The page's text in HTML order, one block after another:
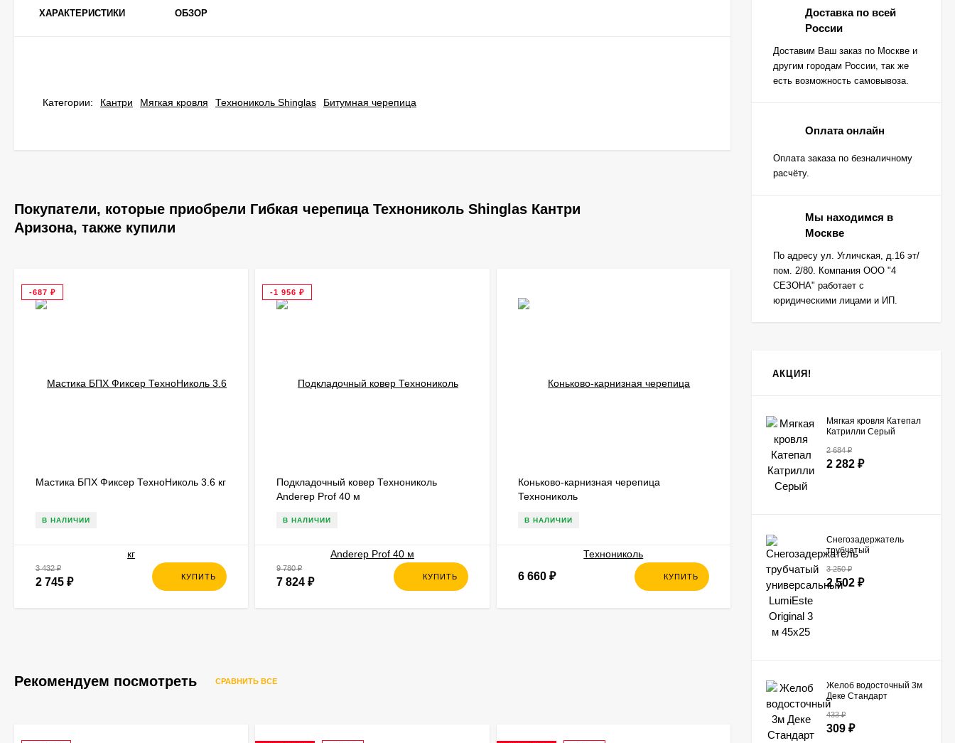
ХАРАКТЕРИСТИКИ ОБЗОР
Категории: Кантри Мягкая кровля Технониколь Shinglas Битумная черепица
Покупатели, которые приобрели Гибкая черепица Технониколь Shinglas Кантри
Аризона, также купили
-687 ₽
Мастика БПХ Фиксер ТехноНиколь 3.6 кг
В НАЛИЧИИ
3 432₽
2 745 ₽ КУПИТЬ
-1 956₽
Подкладочный ковер Технониколь
Anderep Prof 40 м
В НАЛИЧИИ
9 780₽
7 824₽ КУПИТЬ
Коньково-карнизная черепица
Технониколь
В НАЛИЧИИ
6 660 ₽ КУПИТЬ
Ендовный ковер Технониколь
13 273₽
Рекомендуем посмотреть СРАВНИТЬ ВСЕ
Доставка по всей
России
Доставим Ваш заказ по Москве и
другим городам России, так же
есть возможность самовывоза.
Оплата онлайн
Оплата заказа по безналичному
расчёту.
Мы находимся в
Москве
По адресу ул. Угличская, д.16 эт/
пом. 2/80. Компания ООО "4
СЕЗОНА" работает с
юридическими лицами и ИП.
АКЦИЯ!
Мягкая кровля Катепал
Катрилли Серый
2 684₽
2 282 ₽
Снегозадержатель
трубчатый
LumiEste Original 3 м
45х25
3 250₽
2 502 ₽
Желоб водосточный 3м
Деке Стандарт
433₽
309 ₽